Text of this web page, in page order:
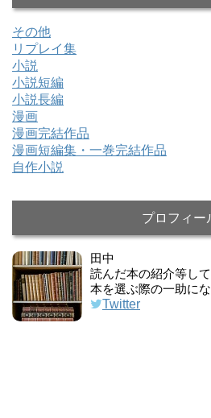
その他
リプレイ集
小説
小説短編
小説長編
漫画
漫画完結作品
漫画短編集・一巻完結作品
自作小説
プロフィー
田中
読んだ本の紹介等して
本を選ぶ際の一助にな
Twitter